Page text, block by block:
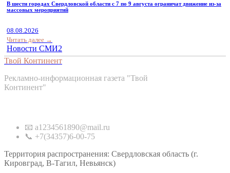
В шести городах Свердловской области с 7 по 9 августа ограничат движение из-за
массовых мероприятий
08.08.2026
Читать далее →
Новости СМИ2
Твой Континент
Рекламно-информационная газета "Твой
Континент"
📧 a1234561890@mail.ru
📞 +7(34357)6-00-75
Территория распространения: Свердловская область (г.
Кировград, В-Тагил, Невьянск)